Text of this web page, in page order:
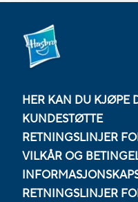
HER KAN DU KJØPE
KUNDESTØTTE
RETNINGSLINJER
VILKÅR OG
RETNINGSLINJER